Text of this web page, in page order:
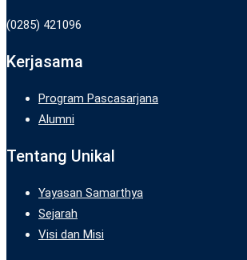
(0285) 421096
Kerjasama
Program Pascasarjana
Alumni
Tentang Unikal
Yayasan Samarthya
Sejarah
Visi dan Misi